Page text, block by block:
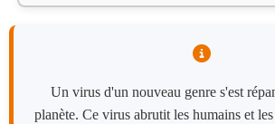
Un virus d'un nouveau genre s'est
planète. Ce virus abrutit les humains et